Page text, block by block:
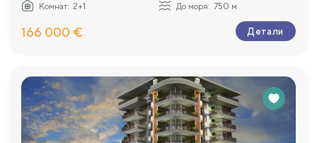
Комнат: 2+1 До моря: 750 м
166 000 € Детали